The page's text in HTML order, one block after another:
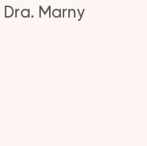
Dra. Marny